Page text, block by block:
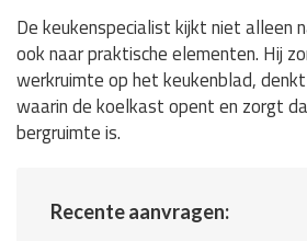
De keukenspecialist kijkt niet alleen
ook naar praktische elementen. Hij
werkruimte op het keukenblad,
waarin de koelkast opent en zorgt
bergruimte is.
Recente aanvragen: